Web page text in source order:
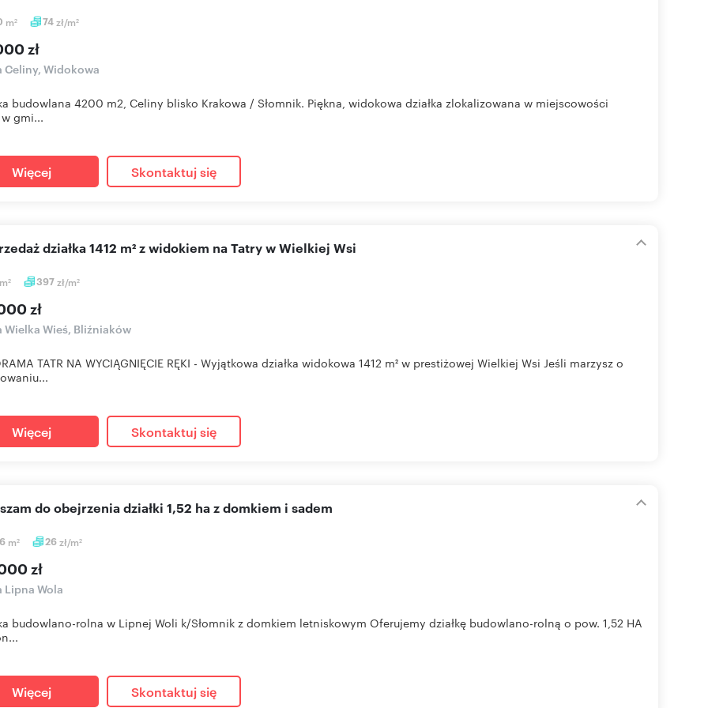
m2 74zł/m2
zł
Celiny, Widokowa
budowlana 4200 m2, Celiny blisko Krakowa / Słomnik. Piękna, widokowa działka zlokalizowana w miejscowości
gmi...
Więcej Skontaktuj się
m2 397zł/m2
działka 1412 m² z widokiem na Tatry w Wielkiej Wsi
zł
Wielka Wieś, Bliźniaków
TATR NA WYCIĄGNIĘCIE RĘKI - Wyjątkowa działka widokowa 1412 m² w prestiżowej Wielkiej Wsi Jeśli marzysz o
Więcej Skontaktuj się
m2 26zł/m2
do obejrzenia działki 1,52 ha z domkiem i sadem
zł
Lipna Wola
budowlano-rolna w Lipnej Woli k/Słomnik z domkiem letniskowym Oferujemy działkę budowlano-rolną o pow. 1,52 HA
Więcej Skontaktuj się